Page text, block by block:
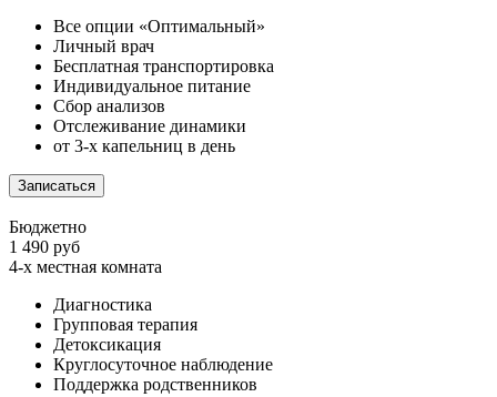
Все опции «Оптимальный»
Личный врач
Бесплатная транспортировка
Индивидуальное питание
Сбор анализов
Отслеживание динамики
от 3-х капельниц в день
Записаться
Бюджетно
1 490 руб
4-х местная комната
Диагностика
Групповая терапия
Детоксикация
Круглосуточное наблюдение
Поддержка родственников